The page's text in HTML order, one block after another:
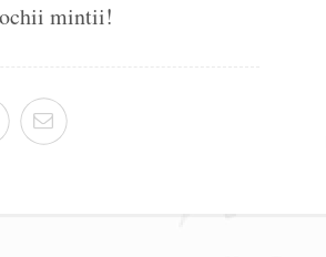
ochii mintii!